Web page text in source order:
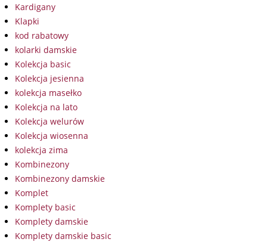
Kardigany
Klapki
kod rabatowy
kolarki damskie
Kolekcja basic
Kolekcja jesienna
kolekcja masełko
Kolekcja na lato
Kolekcja welurów
Kolekcja wiosenna
kolekcja zima
Kombinezony
Kombinezony damskie
Komplet
Komplety basic
Komplety damskie
Komplety damskie basic